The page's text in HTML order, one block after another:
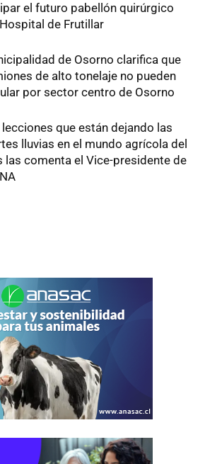
el futuro pabellón quirúrgico
de Frutillar
de Osorno clarifica que
de alto tonelaje no pueden
por sector centro de Osorno
lecciones que están dejando las
lluvias en el mundo agrícola del
las comenta el Vice-presidente de